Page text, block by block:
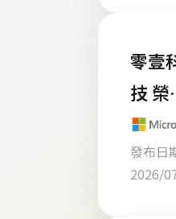
我認
零壹
技 榮
oft
FY26
發布日
2026/